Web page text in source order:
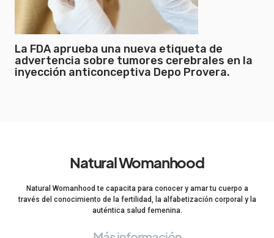
La FDA aprueba una nueva etiqueta de
advertencia sobre tumores cerebrales en la
inyección anticonceptiva Depo Provera.
Natural Womanhood
Natural Womanhood te capacita para conocer y amar tu cuerpo a
través del conocimiento de la fertilidad, la alfabetización corporal y la
auténtica salud femenina.